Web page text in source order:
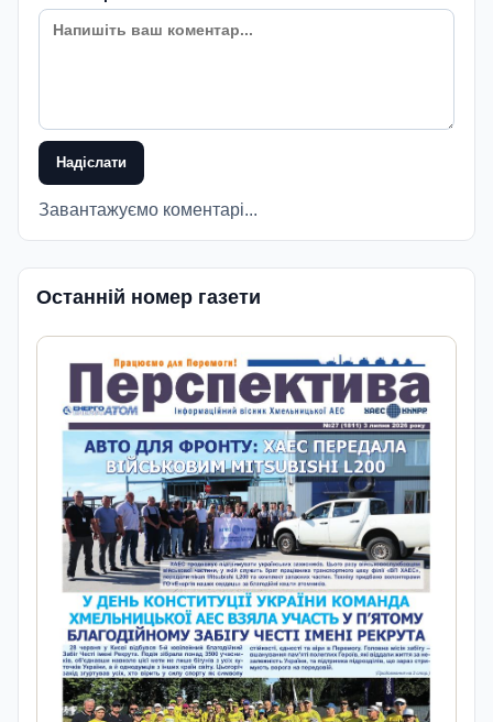
Надіслати
Завантажуємо коментарі...
Останній номер газети